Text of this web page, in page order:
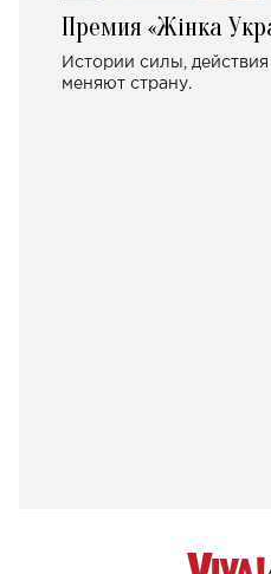
Премия «Жінка
Истории силы,
меняют страну.